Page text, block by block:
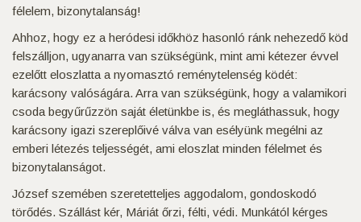
félelem, bizonytalanság!
Ahhoz, hogy ez a heródesi időkhöz hasonló ránk nehezedő köd
felszálljon, ugyanarra van szükségünk, mint ami kétezer évvel
ezelőtt eloszlatta a nyomasztó reménytelenség ködét:
karácsony valóságára. Arra van szükségünk, hogy a valamikori
csoda begyűrűzzön saját életünkbe is, és megláthassuk, hogy
karácsony igazi szereplőivé válva van esélyünk megélni az
emberi létezés teljességét, ami eloszlat minden félelmet és
bizonytalanságot.
József szemében szeretetteljes aggodalom, gondoskodó
törődés. Szállást kér, Máriát őrzi, félti, védi. Munkától kérges